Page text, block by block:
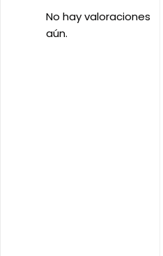
No hay valoraciones
aún.